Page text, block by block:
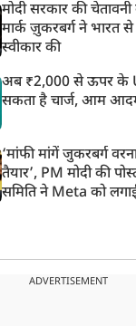
मोदी सरकार की
मार्क ज़ुकरबर्ग ने भारत
स्वीकार की
अब ₹2,000 से ऊपर के
सकता है चार्ज, आम
‘मांफी मांगें जुकरबर्ग
तैयार’, PM मोदी की
समिति ने Meta को
ADVERTISEMENT